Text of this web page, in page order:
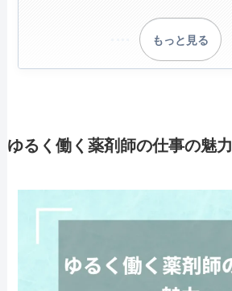
もっと見る
ゆるく働く薬剤師の仕事の魅力